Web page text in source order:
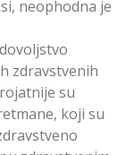
neophodna je
zdravstvenih
su
koji su